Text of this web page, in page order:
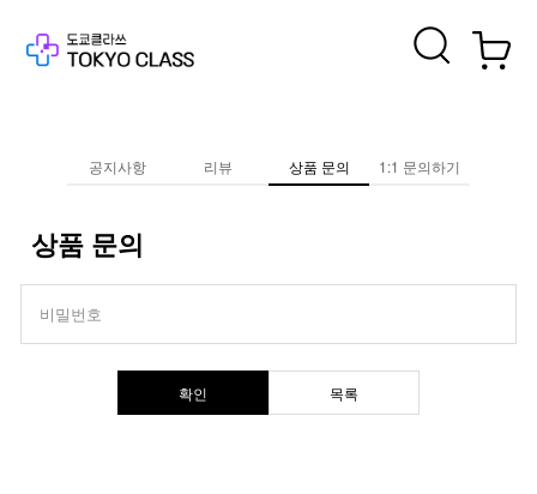
공지사항 리뷰 상품 문의 1:1 문의하기
상품 문의
비밀번호
확인 목록